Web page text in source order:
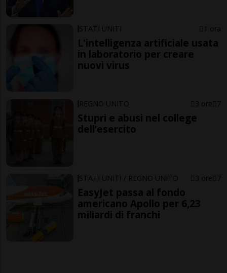
STATI UNITI 1 ora
L'intelligenza artificiale usata
in laboratorio per creare
nuovi virus
REGNO UNITO 3 ore 7
Stupri e abusi nel college
dell’esercito
STATI UNITI / REGNO UNITO 3 ore 7
EasyJet passa al fondo
americano Apollo per 6,23
miliardi di franchi